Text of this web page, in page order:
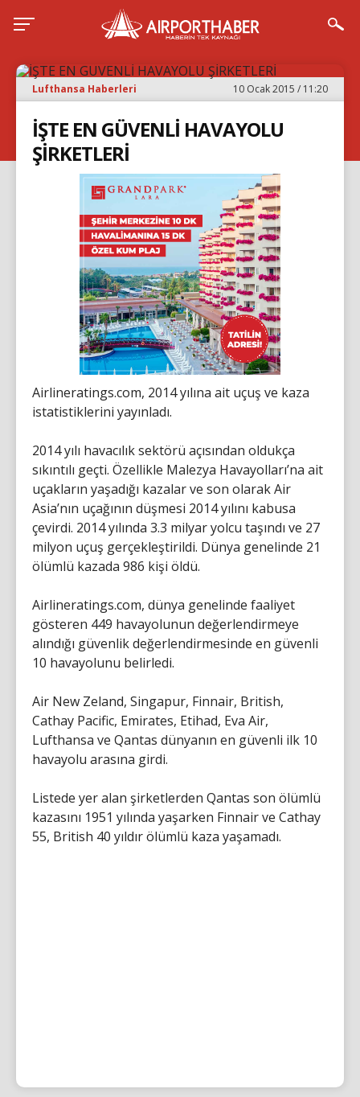
Lufthansa Haberleri 10 Ocak 2015 / 11:20
İŞTE EN GÜVENLİ HAVAYOLU
ŞİRKETLERİ
Airlineratings.com, 2014 yılına ait uçuş ve kaza
istatistiklerini yayınladı.
2014 yılı havacılık sektörü açısından oldukça
sıkıntılı geçti. Özellikle Malezya Havayolları’na ait
uçakların yaşadığı kazalar ve son olarak Air
Asia’nın uçağının düşmesi 2014 yılını kabusa
çevirdi. 2014 yılında 3.3 milyar yolcu taşındı ve 27
milyon uçuş gerçekleştirildi. Dünya genelinde 21
ölümlü kazada 986 kişi öldü.
Airlineratings.com, dünya genelinde faaliyet
gösteren 449 havayolunun değerlendirmeye
alındığı güvenlik değerlendirmesinde en güvenli
10 havayolunu belirledi.
Air New Zeland, Singapur, Finnair, British,
Cathay Pacific, Emirates, Etihad, Eva Air,
Lufthansa ve Qantas dünyanın en güvenli ilk 10
havayolu arasına girdi.
Listede yer alan şirketlerden Qantas son ölümlü
kazasını 1951 yılında yaşarken Finnair ve Cathay
55, British 40 yıldır ölümlü kaza yaşamadı.